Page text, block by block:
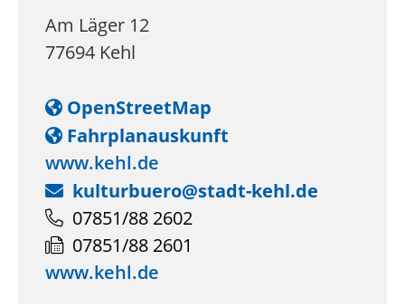
Am Läger 12
77694 Kehl
OpenStreetMap
Fahrplanauskunft
www.kehl.de
kulturbuero@stadt-kehl.de
07851/88 2602
07851/88 2601
www.kehl.de